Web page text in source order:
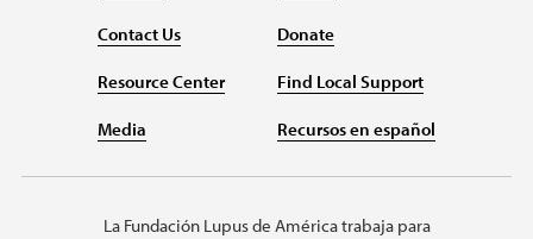
Contact Us
Resource Center
Media
Donate
Find Local Support
Recursos en español
La Fundación Lupus de América trabaja para